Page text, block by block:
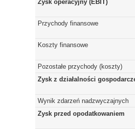
Zysk operacyjny (EBIT)
Przychody finansowe
Koszty finansowe
Pozostałe przychody (koszty)
Zysk z działalności
Wynik zdarzeń nadzwyczajnych
Zysk przed opodatkowaniem